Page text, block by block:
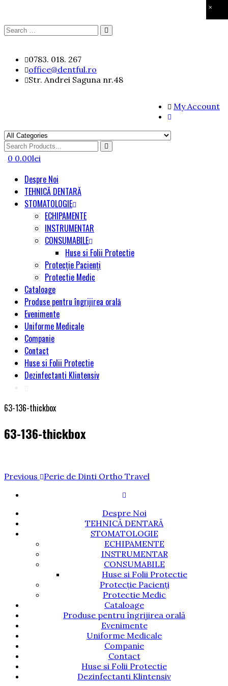
×
Search
content
0783. 018. 267
office@dentful.ro
Str. Andrei Saguna nr.48
My Account
Search
for
0 0.00lei
Despre Noi
TEHNICĂ DENTARĂ
STOMATOLOGIE
ECHIPAMENTE
INSTRUMENTAR
CONSUMABILE
Huse si Folii Protectie
Protecție Pacienți
Protectie Medic
Cataloage
Produse pentru îngrijirea orală
Evenimente
Uniforme Medicale
Companie
Contact
Huse si Folii Protectie
Dezinfectanti Klintensiv
63-136-thickbox
63-136-thickbox
Navigare
articole
Previous
Previous Perie de Dinti Ortho Travel
Despre Noi
TEHNICĂ DENTARĂ
STOMATOLOGIE
ECHIPAMENTE
INSTRUMENTAR
CONSUMABILE
Huse si Folii Protectie
Protecție Pacienți
Protectie Medic
Cataloage
Produse pentru îngrijirea orală
Evenimente
Uniforme Medicale
Companie
Contact
Huse si Folii Protectie
Dezinfectanti Klintensiv